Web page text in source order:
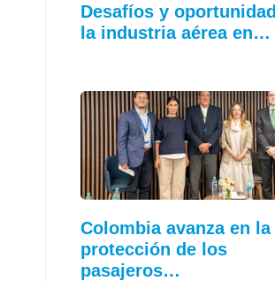
Desafíos y
la industria aérea en…
Colombia avanza en la
protección de los
pasajeros…